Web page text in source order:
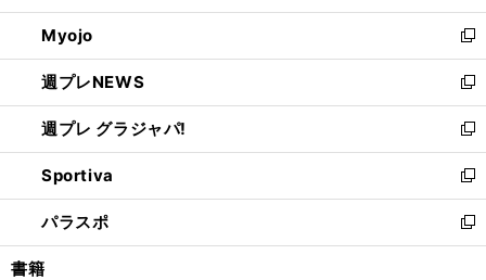
開
く
ウ
で
開
く
ン
ド
ウ
で
開
く
ウ
ィ
ン
ド
ウ
で
開
く
Myojo
新
し
い
ウ
ィ
ン
ド
ウ
で
開
週プレNEWS
新
し
い
ウ
ィ
ン
ド
ウ
週プレ グラジャパ!
新
し
い
ウ
ィ
ン
Sportiva
新
し
い
ウ
パラスポ
新
し
書籍